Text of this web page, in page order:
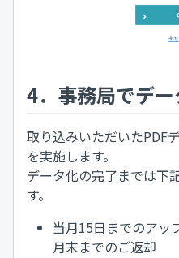
4．事務局でデ
取り込みいただいたPDF
を実施します。
データ化の完了までは下
す。
当月15日までのア
月末までのご返却